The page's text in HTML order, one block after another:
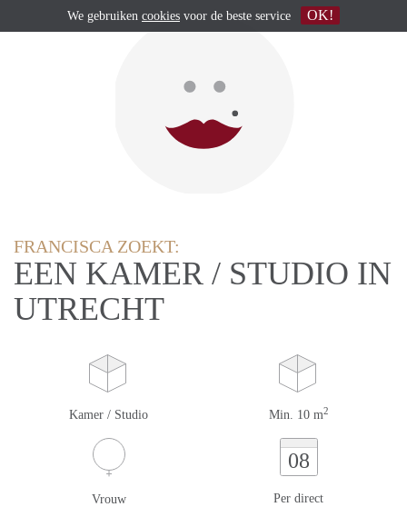
FRANCISCA ZOEKT:
EEN KAMER / STUDIO IN
UTRECHT
Kamer / Studio Min. 10 m2
Vrouw
08
Per direct
We gebruiken cookies voor de beste service OK!